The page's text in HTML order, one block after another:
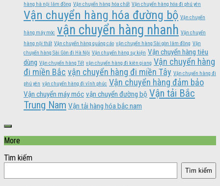
hàng hà nội lâm đồng Vận chuyển hàng hóa chất Vận chuyển hàng hóa đi phú yên
Vận chuyển hàng hóa đường bộ Vận chuyển
hàng máy móc vận chuyển hàng nhanh Vận chuyển
hàng nội thất Vận chuyển hàng quảng cáo vận chuyển hàng Sài gòn lâm đồng Vận
chuyển hàng Sài Gòn đi Hà Nội Vận chuyển hàng sự kiện Vận chuyển hàng tiêu
dùng Vận chuyển hàng Tết vận chuyển hàng đi kiên giang Vận chuyển hàng
đi miền Bắc vận chuyển hàng đi miền Tây Vận chuyển hàng đi
phú yên vận chuyển hàng đi vĩnh phúc Vận chuyển hàng đảm bảo
Vận chuyển máy móc vận chuyển đường bộ Vận tải Bắc
Trung Nam Vận tải hàng hóa bắc nam
More
Tìm kiếm
Tìm kiếm